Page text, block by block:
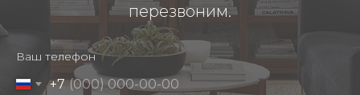
перезвоним.
Ваш телефон
+7